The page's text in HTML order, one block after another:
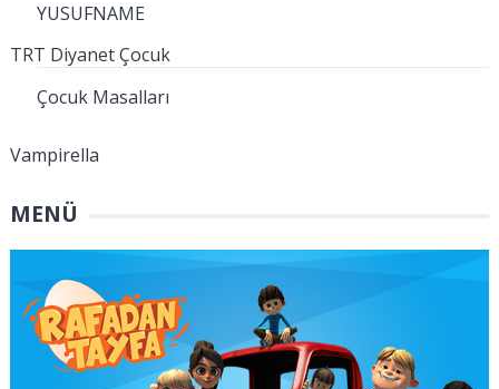
YUSUFNAME
TRT Diyanet Çocuk
Çocuk Masalları
Vampirella
MENÜ